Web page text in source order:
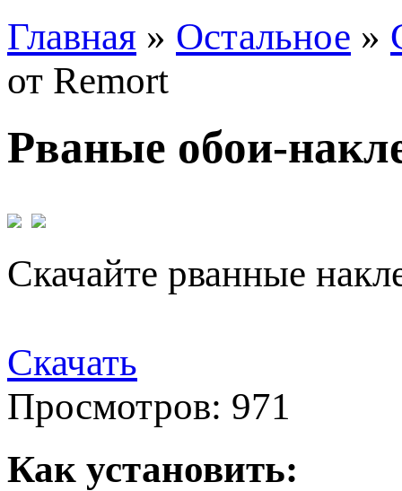
Главная » Остальное »
от Remort
Рваные обои-
Скачайте рванные
Скачать
Просмотров: 971
Как установить: